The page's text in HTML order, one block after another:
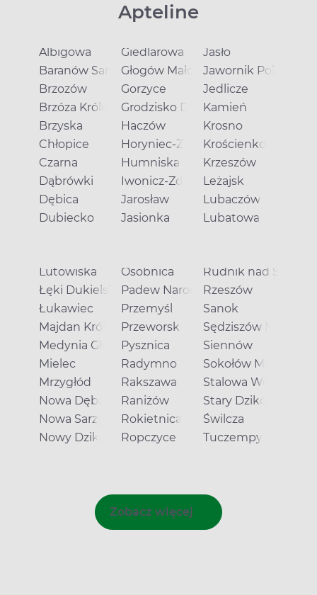
Apteline
Albigowa
Baranów Sandomierski
Brzozów
Brzóza Królewska
Brzyska
Chłopice
Czarna
Dąbrówki
Dębica
Dubiecko
Giedlarowa
Głogów Małopolski
Gorzyce
Grodzisko Dolne
Haczów
Horyniec-Zdrój
Humniska
Iwonicz-Zdrój
Jarosław
Jasionka
Jasło
Jawornik Polski
Jedlicze
Kamień
Krosno
Krościenko Wyżne
Krzeszów
Leżajsk
Lubaczów
Lubatowa
Lutowiska
Łęki Dukielskie
Łukawiec
Majdan Królewski
Medynia Głogowska
Mielec
Mrzygłód
Nowa Dęba
Nowa Sarzyna
Nowy Dzikowiec
Osobnica
Padew Narodowa
Przemyśl
Przeworsk
Pysznica
Radymno
Rakszawa
Raniżów
Rokietnica
Ropczyce
Rudnik nad Sanem
Rzeszów
Sanok
Sędziszów
Siennów
Sokołów Małopolski
Stalowa Wola
Stary Dzików
Świlcza
Tuczempy
Zobacz więcej